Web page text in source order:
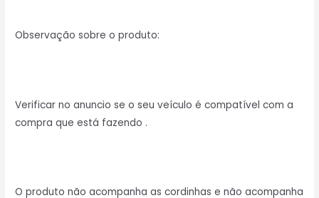
Observação sobre o produto:
Verificar no anuncio se o seu veículo é compatível com a
compra que está fazendo .
O produto não acompanha as cordinhas e não acompanha